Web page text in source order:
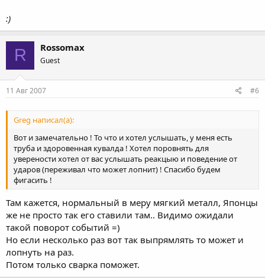
:)
R Rossomax
Guest
11 Авг 2007 #6
Greg написал(а):
Вот и замечательно ! То что и хотел услышать, у меня есть
труба и здоровенная кувалда ! Хотел поровнять для
уверености хотел от вас услышать реакцыю и поведение от
ударов (переживал что может лопнит) ! Спасибо будем
фигасить !
Там кажется, нормальный в меру мягкий металл, Японцы
же не просто так его ставили там.. Видимо ожидали
такой поворот событий =)
Но если несколько раз вот так выпрямлять то может и
лопнуть на раз.
Потом только сварка поможет.